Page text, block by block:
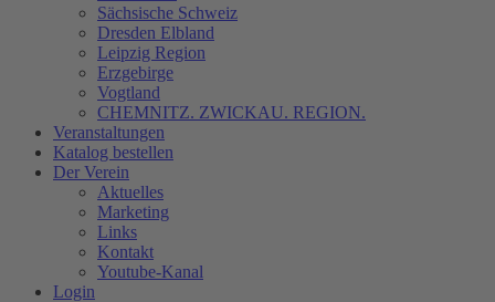
Sächsische Schweiz
Dresden Elbland
Leipzig Region
Erzgebirge
Vogtland
CHEMNITZ. ZWICKAU. REGION.
Veranstaltungen
Katalog bestellen
Der Verein
Aktuelles
Marketing
Links
Kontakt
Youtube-Kanal
Login